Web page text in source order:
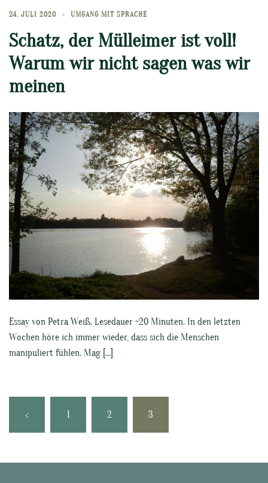
24. JULI 2020 UMGANG MIT SPRACHE
Schatz, der Mülleimer ist voll!
Warum wir nicht sagen was wir
meinen
Essay von Petra Weiß. Lesedauer ~20 Minuten. In den letzten
Wochen höre ich immer wieder, dass sich die Menschen
manipuliert fühlen. Mag […]
der
Beiträge
< 1 2 3